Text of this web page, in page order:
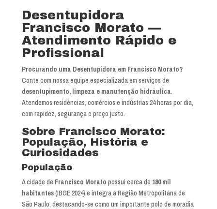
Desentupidora
Francisco Morato —
Atendimento Rápido e
Profissional
Procurando uma Desentupidora em Francisco Morato?
Conte com nossa equipe especializada em serviços de
desentupimento, limpeza e manutenção hidráulica.
Atendemos residências, comércios e indústrias 24 horas por dia,
com rapidez, segurança e preço justo.
Sobre Francisco Morato:
População, História e
Curiosidades
População
A cidade de Francisco Morato possui cerca de 180 mil
habitantes(IBGE 2024) e integra a Região Metropolitana de
São Paulo, destacando-se como um importante polo de moradia